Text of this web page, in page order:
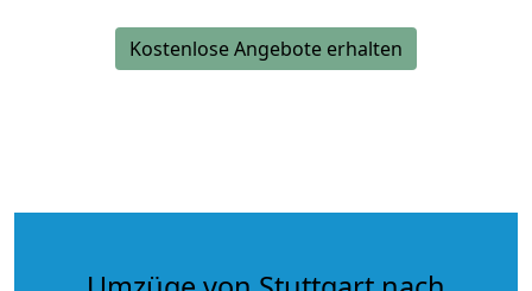
Kostenlose Angebote erhalten